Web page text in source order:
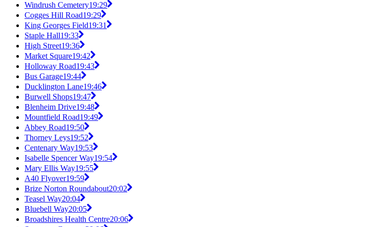
Windrush Cemetery19:29
Cogges Hill Road19:29
King Georges Field19:31
Staple Hall19:33
High Street19:36
Market Square19:42
Holloway Road19:43
Bus Garage19:44
Ducklington Lane19:46
Burwell Shops19:47
Blenheim Drive19:48
Mountfield Road19:49
Abbey Road19:50
Thorney Leys19:52
Centenary Way19:53
Isabelle Spencer Way19:54
Mary Ellis Way19:55
A40 Flyover19:59
Brize Norton Roundabout20:02
Teasel Way20:04
Bluebell Way20:05
Broadshires Health Centre20:06